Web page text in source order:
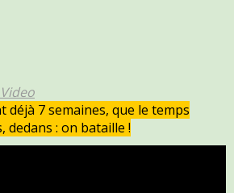
7 semaines, que le temps
dedans : on bataille !